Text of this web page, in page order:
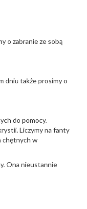
o zabranie ze sobą
dniu także prosimy o
do pomocy.
Liczymy na fanty
chętnych w
Ona nieustannie